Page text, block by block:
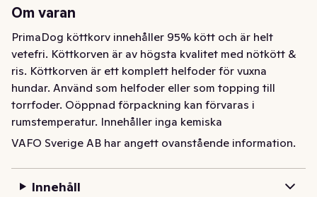
Om varan
PrimaDog köttkorv innehåller 95% kött och är helt
vetefri. Köttkorven är av högsta kvalitet med nötkött &
ris. Köttkorven är ett komplett helfoder för vuxna
hundar. Använd som helfoder eller som topping till
torrfoder. Oöppnad förpackning kan förvaras i
rumstemperatur. Innehåller inga kemiska
konserveringsämnen eller färgämnen.
1% av vinsten skänks till hundar i nöd
Alla hundar förtjänar ett hem där de blir älskade.
VAFO Sverige AB har angett ovanstående information.
Innehåll